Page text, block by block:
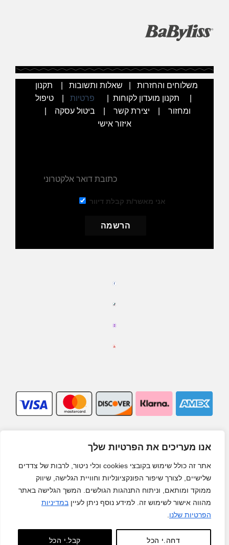
אנו מעריכים את הפרטיות שלך
אתר זה כולל שימוש בקובצי cookies וכלי ניטור, לרבות של צדדים
שלישיים, לצורך שיפור הפונקציונליות וחוויית הגלישה, שיווק
ממוקד ומותאם, וניתוח התנהגות הגולשים. המשך הגלישה באתר
מהווה אישור לשימוש זה. למידע נוסף ניתן לעיין במדיניות
הפרטיות שלנו
דחה.י הכל קבל.י הכל
משלוחים והחזרות שאלות ותשובות
תקנון
תקנון מועדון לקוחות פרטיות
טיפול
ומחזור
יצירת קשר ביטול עסקה
איזור אישי
אני מאשר/ת קבלת דיוור